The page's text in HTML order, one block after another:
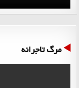
مرگ تاجرانه